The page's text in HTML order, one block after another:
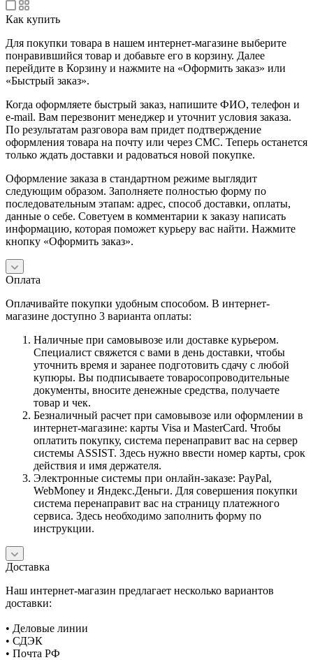
Как купить
Для покупки товара в нашем интернет-магазине выберите
понравившийся товар и добавьте его в корзину. Далее
перейдите в Корзину и нажмите на «Оформить заказ» или
«Быстрый заказ».
Когда оформляете быстрый заказ, напишите ФИО, телефон и
e-mail. Вам перезвонит менеджер и уточнит условия заказа.
По результатам разговора вам придет подтверждение
оформления товара на почту или через СМС. Теперь останется
только ждать доставки и радоваться новой покупке.
Оформление заказа в стандартном режиме выглядит
следующим образом. Заполняете полностью форму по
последовательным этапам: адрес, способ доставки, оплаты,
данные о себе. Советуем в комментарии к заказу написать
информацию, которая поможет курьеру вас найти. Нажмите
кнопку «Оформить заказ».
Оплата
Оплачивайте покупки удобным способом. В интернет-
магазине доступно 3 варианта оплаты:
Наличные при самовывозе или доставке курьером.
Специалист свяжется с вами в день доставки, чтобы
уточнить время и заранее подготовить сдачу с любой
купюры. Вы подписываете товаросопроводительные
документы, вносите денежные средства, получаете
товар и чек.
Безналичный расчет при самовывозе или оформлении в
интернет-магазине: карты Visa и MasterCard. Чтобы
оплатить покупку, система перенаправит вас на сервер
системы ASSIST. Здесь нужно ввести номер карты, срок
действия и имя держателя.
Электронные системы при онлайн-заказе: PayPal,
WebMoney и Яндекс.Деньги. Для совершения покупки
система перенаправит вас на страницу платежного
сервиса. Здесь необходимо заполнить форму по
инструкции.
Доставка
Наш интернет-магазин предлагает несколько вариантов
доставки:
• Деловые линии
• СДЭК
• Почта РФ